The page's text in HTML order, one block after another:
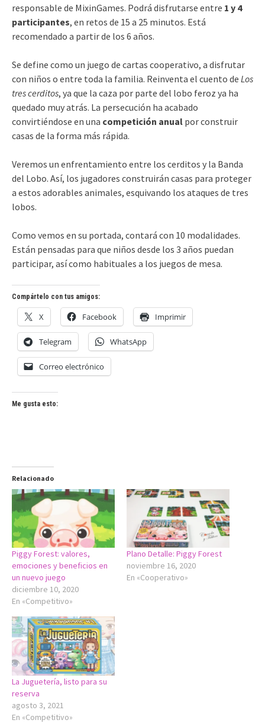
responsable de MixinGames. Podrá disfrutarse entre 1 y 4
participantes, en retos de 15 a 25 minutos. Está
recomendado a partir de los 6 años.
Se define como un juego de cartas cooperativo, a disfrutar
con niños o entre toda la familia. Reinventa el cuento de Los
tres cerditos, ya que la caza por parte del lobo feroz ya ha
quedado muy atrás. La persecución ha acabado
convirtiéndose en una competición anual por construir
casas de la forma más rápida.
Veremos un enfrentamiento entre los cerditos y la Banda
del Lobo. Así, los jugadores construirán casas para proteger
a estos adorables animales, esquivando los ataques de tres
lobos.
Como vemos en su portada, contará con 10 modalidades.
Están pensadas para que niños desde los 3 años puedan
participar, así como habituales a los juegos de mesa.
Compártelo con tus amigos:
X Facebook Imprimir
Telegram WhatsApp
Correo electrónico
Me gusta esto:
Relacionado
Piggy Forest: valores,
emociones y beneficios en
un nuevo juego
diciembre 10, 2020
En «Competitivo»
Plano Detalle: Piggy Forest
noviembre 16, 2020
En «Cooperativo»
La Juguetería, listo para su
reserva
agosto 3, 2021
En «Competitivo»